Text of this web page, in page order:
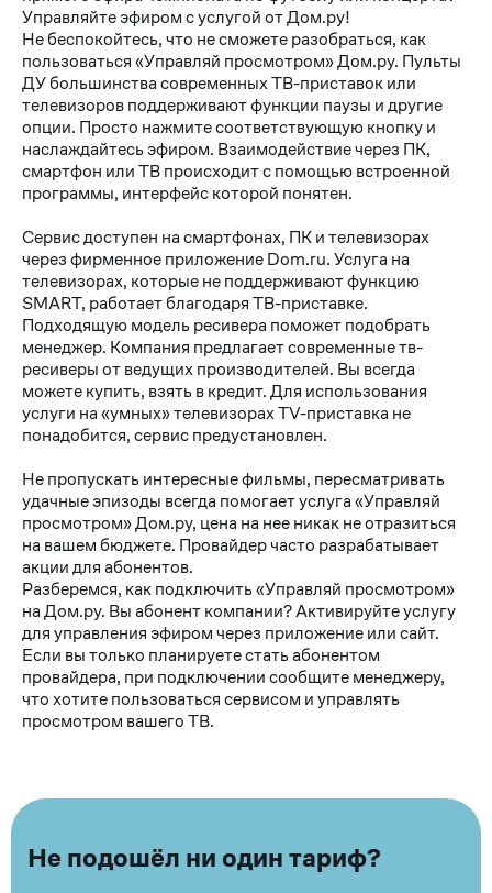
Управляйте эфиром с услугой от Дом.ру!
Не беспокойтесь, что не сможете разобраться, как
пользоваться «Управляй просмотром» Дом.ру. Пульты
ДУ большинства современных ТВ-приставок или
телевизоров поддерживают функции паузы и другие
опции. Просто нажмите соответствующую кнопку и
наслаждайтесь эфиром. Взаимодействие через ПК,
смартфон или ТВ происходит с помощью встроенной
программы, интерфейс которой понятен.
Сервис доступен на смартфонах, ПК и телевизорах
через фирменное приложение Dom.ru. Услуга на
телевизорах, которые не поддерживают функцию
SMART, работает благодаря ТВ-приставке.
Подходящую модель ресивера поможет подобрать
менеджер. Компания предлагает современные тв-
ресиверы от ведущих производителей. Вы всегда
можете купить, взять в кредит. Для использования
услуги на «умных» телевизорах TV-приставка не
понадобится, сервис предустановлен.
Не пропускать интересные фильмы, пересматривать
удачные эпизоды всегда помогает услуга «Управляй
просмотром» Дом.ру, цена на нее никак не отразиться
на вашем бюджете. Провайдер часто разрабатывает
акции для абонентов.
Разберемся, как подключить «Управляй просмотром»
на Дом.ру. Вы абонент компании? Активируйте услугу
для управления эфиром через приложение или сайт.
Если вы только планируете стать абонентом
провайдера, при подключении сообщите менеджеру,
что хотите пользоваться сервисом и управлять
просмотром вашего ТВ.
Не подошёл ни один тариф?